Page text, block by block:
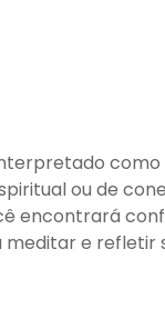
como
ou de
encontrará
meditar e refletir